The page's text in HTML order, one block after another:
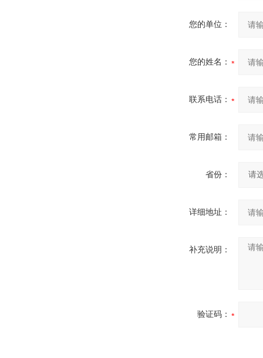
您的单位：
您的姓名：
联系电话：
常用邮箱：
省份：
详细地址：
补充说明：
验证码：